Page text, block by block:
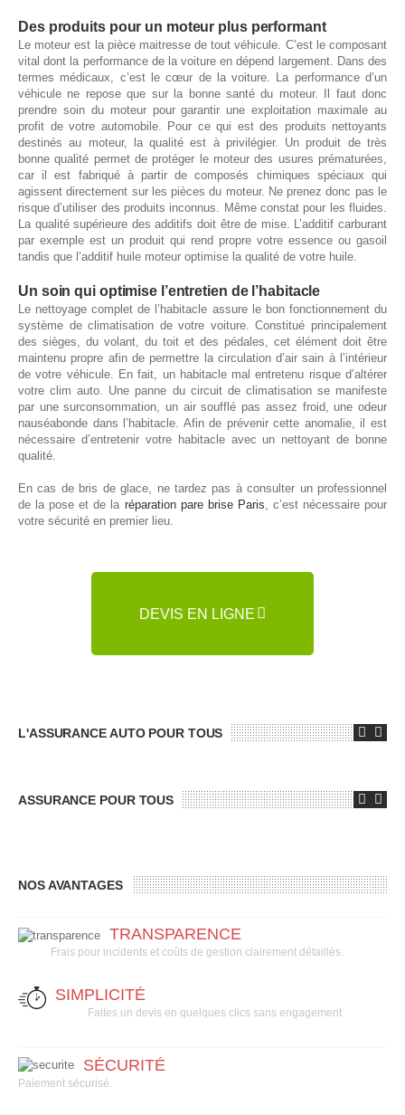
Des produits pour un moteur plus performant
Le moteur est la pièce maitresse de tout véhicule. C’est le composant
vital dont la performance de la voiture en dépend largement. Dans des
termes médicaux, c’est le cœur de la voiture. La performance d’un
véhicule ne repose que sur la bonne santé du moteur. Il faut donc
prendre soin du moteur pour garantir une exploitation maximale au
profit de votre automobile. Pour ce qui est des produits nettoyants
destinés au moteur, la qualité est à privilégier. Un produit de très
bonne qualité permet de protéger le moteur des usures prématurées,
car il est fabriqué à partir de composés chimiques spéciaux qui
agissent directement sur les pièces du moteur. Ne prenez donc pas le
risque d’utiliser des produits inconnus. Même constat pour les fluides.
La qualité supérieure des additifs doit être de mise. L’additif carburant
par exemple est un produit qui rend propre votre essence ou gasoil
tandis que l’additif huile moteur optimise la qualité de votre huile.
Un soin qui optimise l’entretien de l’habitacle
Le nettoyage complet de l’habitacle assure le bon fonctionnement du
système de climatisation de votre voiture. Constitué principalement
des sièges, du volant, du toit et des pédales, cet élément doit être
maintenu propre afin de permettre la circulation d’air sain à l’intérieur
de votre véhicule. En fait, un habitacle mal entretenu risque d’altérer
votre clim auto. Une panne du circuit de climatisation se manifeste
par une surconsommation, un air soufflé pas assez froid, une odeur
nauséabonde dans l’habitacle. Afin de prévenir cette anomalie, il est
nécessaire d’entretenir votre habitacle avec un nettoyant de bonne
qualité.
En cas de bris de glace, ne tardez pas à consulter un professionnel
de la pose et de la réparation pare brise Paris , c’est nécessaire pour
votre sécurité en premier lieu.
DEVIS EN LIGNE
L'ASSURANCE AUTO POUR TOUS
ASSURANCE POUR TOUS
NOS AVANTAGES
TRANSPARENCE
Frais pour incidents et coûts de gestion clairement détaillés.
SIMPLICITÉ
Faites un devis en quelques clics sans engagement
SÉCURITÉ
Paiement sécurisé.